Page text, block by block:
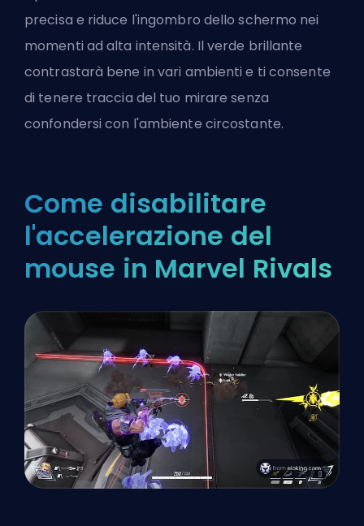
precisa e riduce l'ingombro dello schermo nei
momenti ad alta intensità. Il verde brillante
contrastarà bene in vari ambienti e ti consente
di tenere traccia del tuo mirare senza
confondersi con l'ambiente circostante.
Come disabilitare
l'accelerazione del
mouse in Marvel Rivals